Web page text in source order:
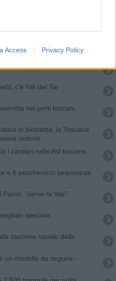
Access Privacy Policy
e nell'Arcipelago
c'è l'ok del Tar
nei porti toscani
in bicicletta, la Toscana
ciclovia
i cantieri nelle Asl toscane
e 6 pescherecci sequestrati
Parco, "serve la Vas"
speciale
stazione navale della
un modello da seguire -